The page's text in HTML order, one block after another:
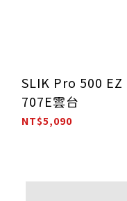
SLIK Pro 500 EZ
707E雲台
NT$5,090